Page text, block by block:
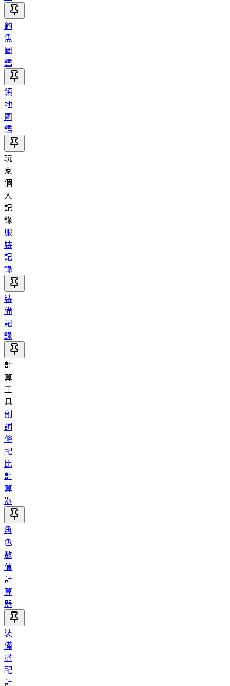
釣
魚
圖
鑑
領
地
圖
鑑
玩
家
個
人
記
錄
服
裝
記
錄
裝
備
記
錄
計
算
工
具
副
詞
條
配
比
計
算
器
角
色
數
值
計
算
器
裝
備
搭
配
計